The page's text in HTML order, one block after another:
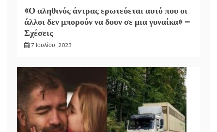
«Ο αληθινός άντρας ερωτεύεται αυτό που οι
άλλοι δεν μπορούν να δουν σε μια γυναίκα» –
Σχέσεις
7 Ιουλίου, 2023